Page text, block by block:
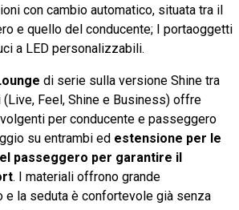
con cambio automatico, situata tra il
e quello del conducente; I portaoggetti
a LED personalizzabili.
di serie sulla versione Shine tra
Feel, Shine e Business) offre
per conducente e passeggero
su entrambi ed estensione per le
passeggero per garantire il
. I materiali offrono grande
e la seduta è confortevole già senza